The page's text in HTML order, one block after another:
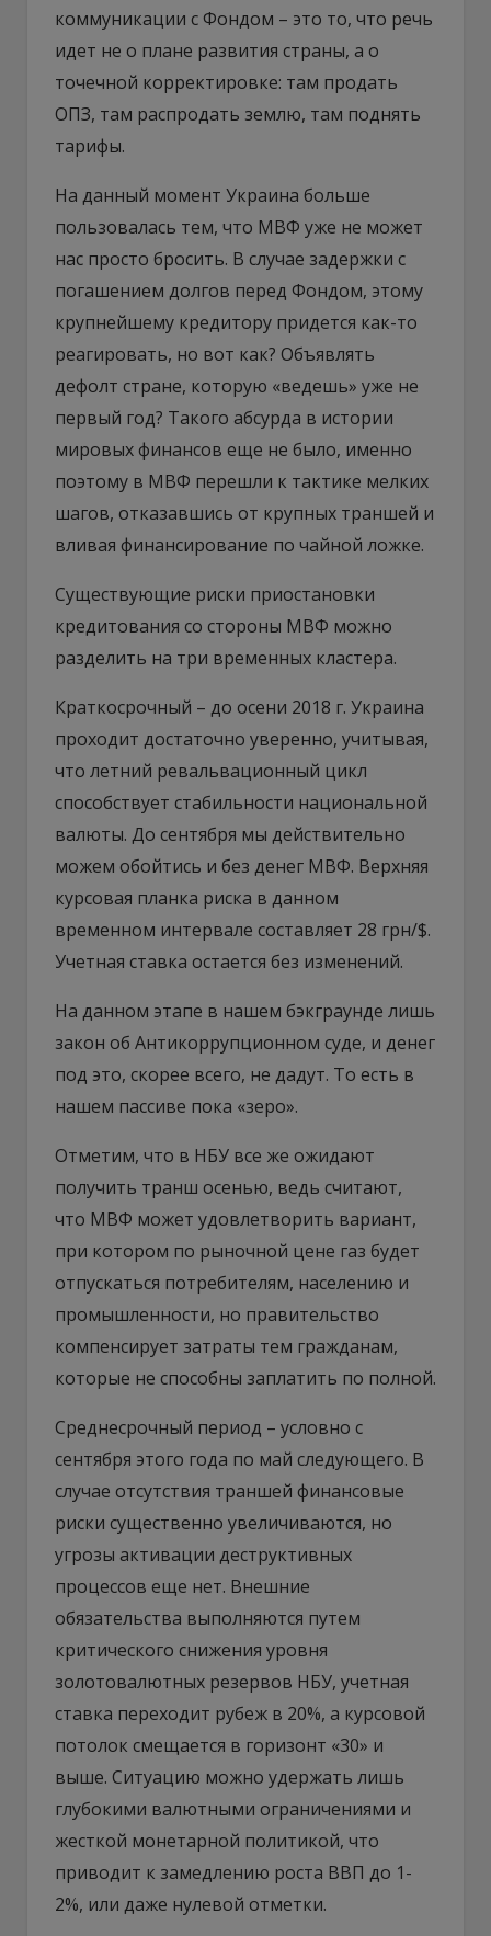
коммуникации с Фондом – это то, что речь
идет не о плане развития страны, а о
точечной корректировке: там продать
ОПЗ, там распродать землю, там поднять
тарифы.
На данный момент Украина больше
пользовалась тем, что МВФ уже не может
нас просто бросить. В случае задержки с
погашением долгов перед Фондом, этому
крупнейшему кредитору придется как-то
реагировать, но вот как? Объявлять
дефолт стране, которую «ведешь» уже не
первый год? Такого абсурда в истории
мировых финансов еще не было, именно
поэтому в МВФ перешли к тактике мелких
шагов, отказавшись от крупных траншей и
вливая финансирование по чайной ложке.
Существующие риски приостановки
кредитования со стороны МВФ можно
разделить на три временных кластера.
Краткосрочный – до осени 2018 г. Украина
проходит достаточно уверенно, учитывая,
что летний ревальвационный цикл
способствует стабильности национальной
валюты. До сентября мы действительно
можем обойтись и без денег МВФ. Верхняя
курсовая планка риска в данном
временном интервале составляет 28 грн/$.
Учетная ставка остается без изменений.
На данном этапе в нашем бэкграунде лишь
закон об Антикоррупционном суде, и денег
под это, скорее всего, не дадут. То есть в
нашем пассиве пока «зеро».
Отметим, что в НБУ все же ожидают
получить транш осенью, ведь считают,
что МВФ может удовлетворить вариант,
при котором по рыночной цене газ будет
отпускаться потребителям, населению и
промышленности, но правительство
компенсирует затраты тем гражданам,
которые не способны заплатить по полной.
Среднесрочный период – условно с
сентября этого года по май следующего. В
случае отсутствия траншей финансовые
риски существенно увеличиваются, но
угрозы активации деструктивных
процессов еще нет. Внешние
обязательства выполняются путем
критического снижения уровня
золотовалютных резервов НБУ, учетная
ставка переходит рубеж в 20%, а курсовой
потолок смещается в горизонт «30» и
выше. Ситуацию можно удержать лишь
глубокими валютными ограничениями и
жесткой монетарной политикой, что
приводит к замедлению роста ВВП до 1-
2%, или даже нулевой отметки.